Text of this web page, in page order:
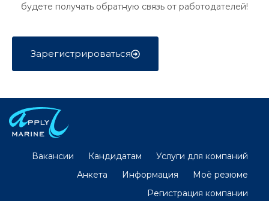
будете получать обратную связь от работодателей!
Зарегистрироваться
Вакансии Кандидатам
Услуги для компаний
Анкета
Информация
Моё резюме
Регистрация компании